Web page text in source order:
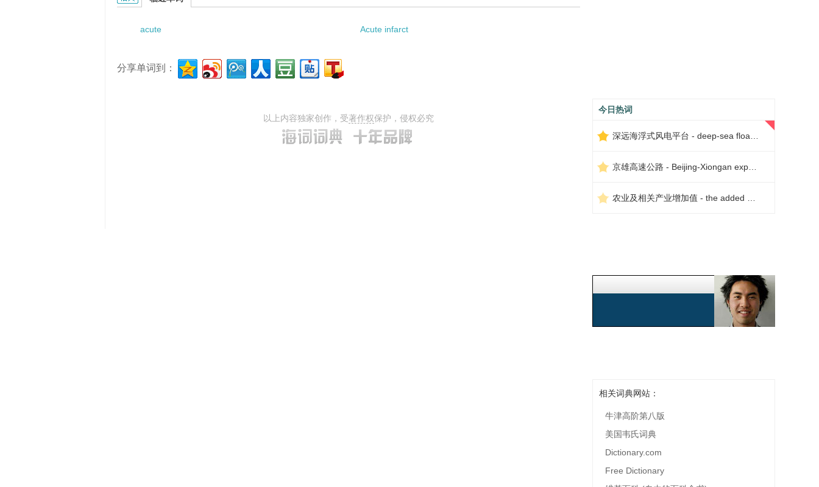
acute Acute infarct
分享单词到：
以上内容独家创作，受著作权保护，侵权必究
今日热词
相关词典网站：
牛津高阶第八版
美国韦氏词典
Dictionary.com
Free Dictionary